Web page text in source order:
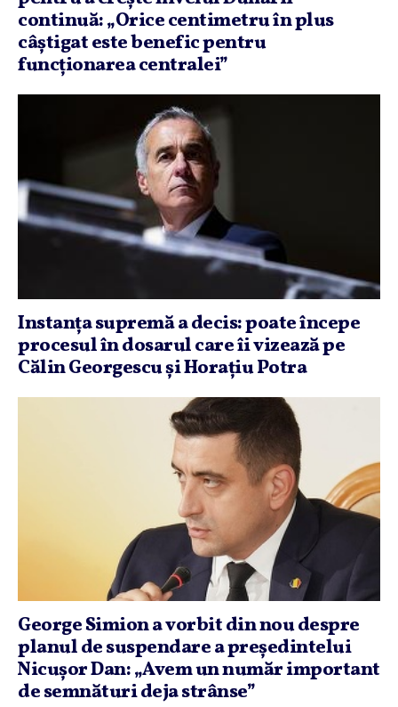
continuă: „Orice centimetru în plus
câştigat este benefic pentru
funcţionarea centralei”
Instanţa supremă a decis: poate începe
procesul în dosarul care îi vizează pe
Călin Georgescu şi Horaţiu Potra
George Simion a vorbit din nou despre
planul de suspendare a preşedintelui
Nicuşor Dan: „Avem un număr important
de semnături deja strânse”